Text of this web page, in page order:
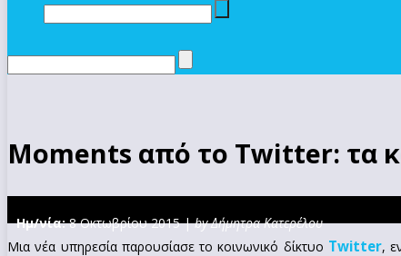
Moments από το Twitter: τα
Ημ/νία:8 Οκτωβρίου 2015 |by Δήμητρα Κατερέλου
Μια νέα υπηρεσία παρουσίασε το κοινωνικό δίκτυο Twitter,